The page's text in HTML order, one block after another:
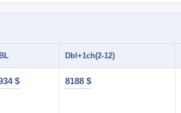
Dbl+1сh(2-12)
$ 8188 $